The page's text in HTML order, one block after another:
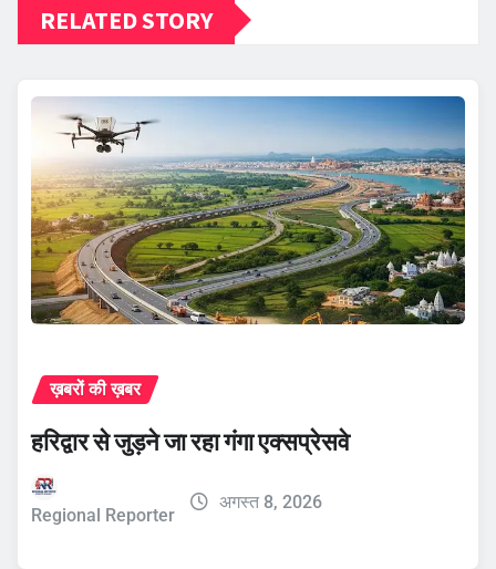
RELATED STORY
ख़बरों की ख़बर
हरिद्वार से जुड़ने जा रहा गंगा एक्सप्रेसवे
Regional Reporter
अगस्त 8, 2026